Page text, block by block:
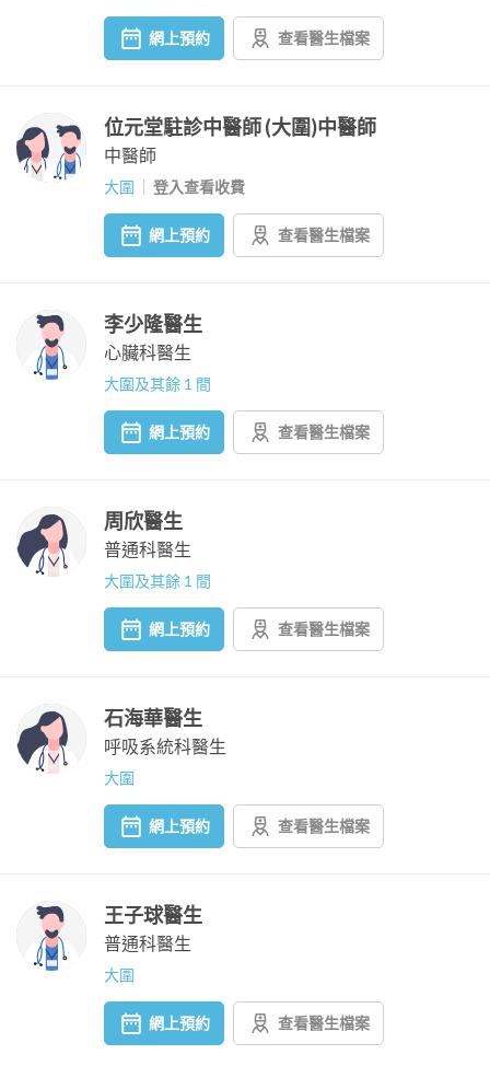
網上預約 查看醫生檔案
位元堂駐診中醫師 (大圍)中醫師
中醫師
大圍 登入查看收費
網上預約 查看醫生檔案
李少隆醫生
心臟科醫生
大圍及其餘 1 間
網上預約 查看醫生檔案
周欣醫生
普通科醫生
大圍及其餘 1 間
網上預約 查看醫生檔案
石海華醫生
呼吸系統科醫生
大圍
網上預約 查看醫生檔案
王子球醫生
普通科醫生
大圍
網上預約 查看醫生檔案